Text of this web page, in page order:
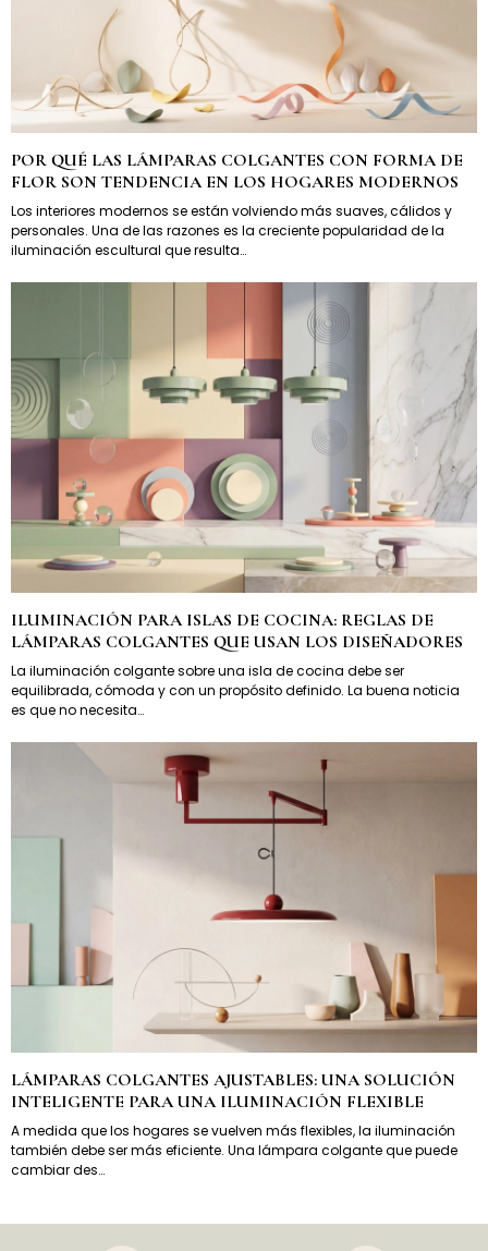
POR QUÉ LAS LÁMPARAS COLGANTES CON FORMA DE
FLOR SON TENDENCIA EN LOS HOGARES MODERNOS
Los interiores modernos se están volviendo más suaves, cálidos y
personales. Una de las razones es la creciente popularidad de la
iluminación escultural que resulta…
ILUMINACIÓN PARA ISLAS DE COCINA: REGLAS DE
LÁMPARAS COLGANTES QUE USAN LOS DISEÑADORES
La iluminación colgante sobre una isla de cocina debe ser
equilibrada, cómoda y con un propósito definido. La buena noticia
es que no necesita…
LÁMPARAS COLGANTES AJUSTABLES: UNA SOLUCIÓN
INTELIGENTE PARA UNA ILUMINACIÓN FLEXIBLE
A medida que los hogares se vuelven más flexibles, la iluminación
también debe ser más eficiente. Una lámpara colgante que puede
cambiar des…